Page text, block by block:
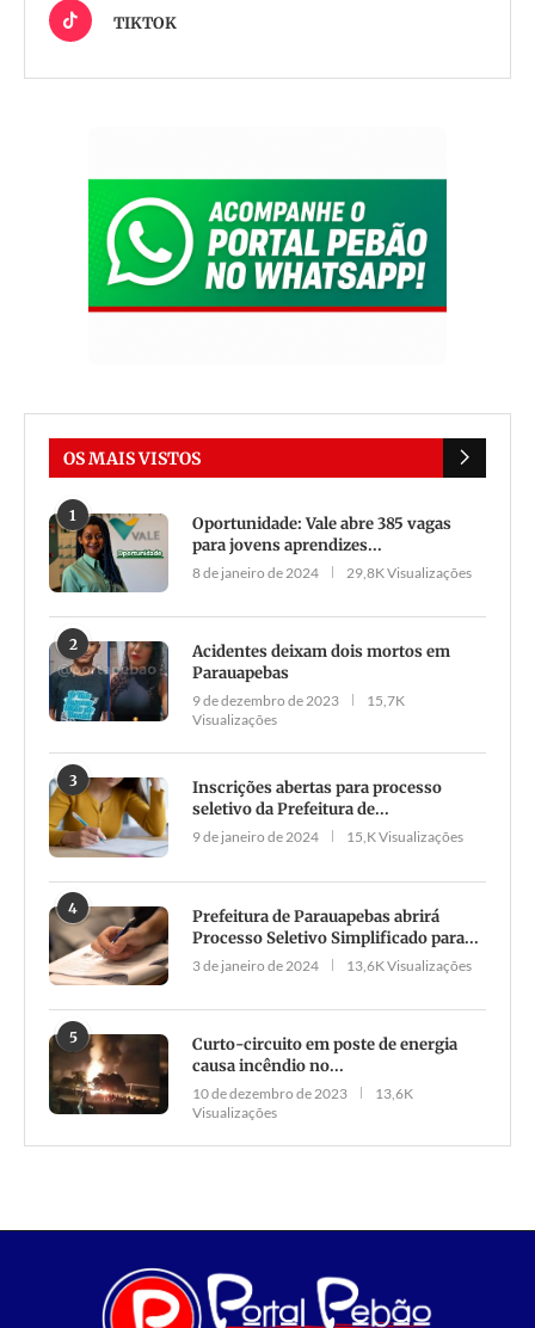
TIKTOK
OS MAIS VISTOS
1
Oportunidade: Vale abre 385 vagas
para jovens aprendizes...
8 de janeiro de 2024 29,8K Visualizações
2
Acidentes deixam dois mortos em
Parauapebas
9 de dezembro de 2023
15,7K
Visualizações
3
Inscrições abertas para processo
seletivo da Prefeitura de...
9 de janeiro de 2024 15,K Visualizações
4
Prefeitura de Parauapebas abrirá
Processo Seletivo Simplificado para...
3 de janeiro de 2024 13,6K Visualizações
5
Curto-circuito em poste de energia
causa incêndio no...
10 de dezembro de 2023
13,6K
Visualizações